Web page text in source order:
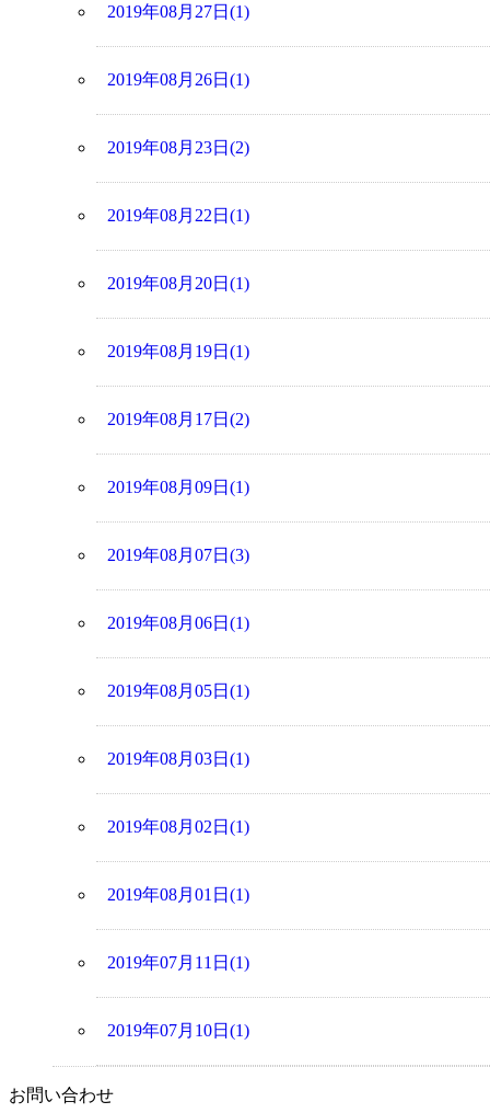
2019年08月27日(1)
2019年08月26日(1)
2019年08月23日(2)
2019年08月22日(1)
2019年08月20日(1)
2019年08月19日(1)
2019年08月17日(2)
2019年08月09日(1)
2019年08月07日(3)
2019年08月06日(1)
2019年08月05日(1)
2019年08月03日(1)
2019年08月02日(1)
2019年08月01日(1)
2019年07月11日(1)
2019年07月10日(1)
お問い合わせ